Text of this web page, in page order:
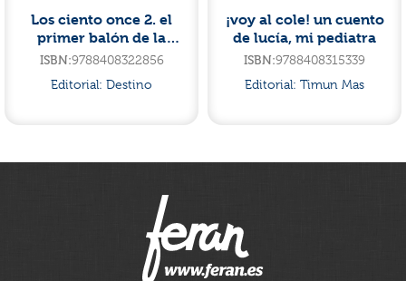
Los ciento once 2. el
primer balón de la
historia
ISBN:9788408322856
Editorial: Destino
¡voy al cole! un cuento
de lucía, mi pediatra
ISBN:9788408315339
Editorial: Timun Mas